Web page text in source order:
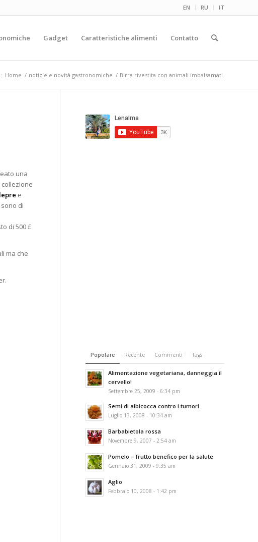
EN RU IT
Gadget Caratteristiche alimenti Contatto
Home / notizie e novità gastronomiche / Birra rivestita con animali imbalsamati
una
collezione
lepre e
di
di 500 £
ma che
Popolare Recente Commenti Tags
Alimentazione vegetariana, danneggia il
cervello!
Settembre 25, 2009 - 6:34 pm
Semi di albicocca contro i tumori
Luglio 13, 2008 - 10:34 am
Barbabietola rossa
Novembre 9, 2007 - 2:54 am
Pomelo – frutto benefico per la salute
Gennaio 31, 2009 - 9:35 am
Aglio
Febbraio 10, 2008 - 1:42 pm